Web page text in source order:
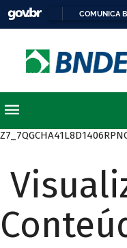
COMUNICA